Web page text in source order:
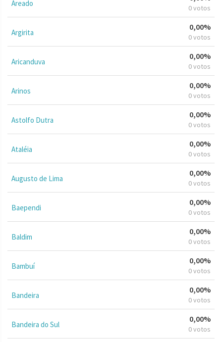
Areado 0 votos
Argirita
0,00%
0 votos
Aricanduva
0,00%
0 votos
Arinos
0,00%
0 votos
Astolfo Dutra
0,00%
0 votos
Ataléia
0,00%
0 votos
Augusto de Lima
0,00%
0 votos
Baependi
0,00%
0 votos
Baldim
0,00%
0 votos
Bambuí
0,00%
0 votos
Bandeira
0,00%
0 votos
Bandeira do Sul
0,00%
0 votos